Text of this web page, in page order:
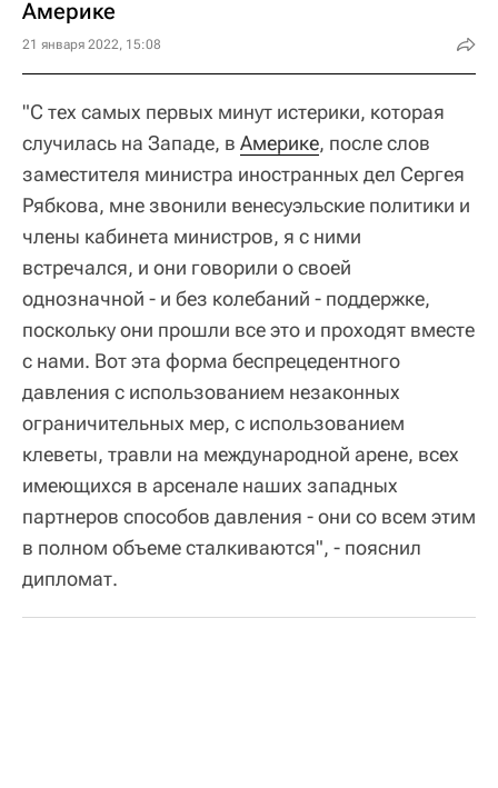
Америке
21 января 2022, 15:08
"С тех самых первых минут истерики, которая
случилась на Западе, в Америке, после слов
заместителя министра иностранных дел Сергея
Рябкова, мне звонили венесуэльские политики и
члены кабинета министров, я с ними
встречался, и они говорили о своей
однозначной - и без колебаний - поддержке,
поскольку они прошли все это и проходят вместе
с нами. Вот эта форма беспрецедентного
давления с использованием незаконных
ограничительных мер, с использованием
клеветы, травли на международной арене, всех
имеющихся в арсенале наших западных
партнеров способов давления - они со всем этим
в полном объеме сталкиваются", - пояснил
дипломат.